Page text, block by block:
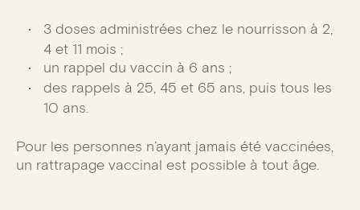
3 doses administrées chez le nourrisson à 2,
4 et 11 mois ;
un rappel du vaccin à 6 ans ;
des rappels à 25, 45 et 65 ans, puis tous les
10 ans.
Pour les personnes n’ayant jamais été vaccinées,
un rattrapage vaccinal est possible à tout âge.